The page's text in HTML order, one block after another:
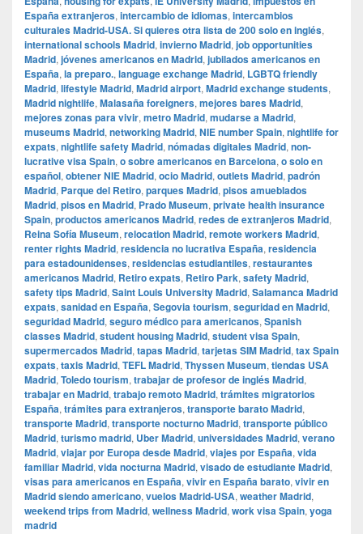
España extranjeros, intercambio de idiomas, intercambios
culturales Madrid-USA. Si quieres otra lista de 200 solo en inglés,
international schools Madrid, invierno Madrid, job opportunities
Madrid, jóvenes americanos en Madrid, jubilados americanos en
España, la preparo., language exchange Madrid, LGBTQ friendly
Madrid, lifestyle Madrid, Madrid airport, Madrid exchange students,
Madrid nightlife, Malasaña foreigners, mejores bares Madrid,
mejores zonas para vivir, metro Madrid, mudarse a Madrid,
museums Madrid, networking Madrid, NIE number Spain, nightlife for
expats, nightlife safety Madrid, nómadas digitales Madrid, non-
lucrative visa Spain, o sobre americanos en Barcelona, o solo en
español, obtener NIE Madrid, ocio Madrid, outlets Madrid, padrón
Madrid, Parque del Retiro, parques Madrid, pisos amueblados
Madrid, pisos en Madrid, Prado Museum, private health insurance
Spain, productos americanos Madrid, redes de extranjeros Madrid,
Reina Sofía Museum, relocation Madrid, remote workers Madrid,
renter rights Madrid, residencia no lucrativa España, residencia
para estadounidenses, residencias estudiantiles, restaurantes
americanos Madrid, Retiro expats, Retiro Park, safety Madrid,
safety tips Madrid, Saint Louis University Madrid, Salamanca Madrid
expats, sanidad en España, Segovia tourism, seguridad en Madrid,
seguridad Madrid, seguro médico para americanos, Spanish
classes Madrid, student housing Madrid, student visa Spain,
supermercados Madrid, tapas Madrid, tarjetas SIM Madrid, tax Spain
expats, taxis Madrid, TEFL Madrid, Thyssen Museum, tiendas USA
Madrid, Toledo tourism, trabajar de profesor de inglés Madrid,
trabajar en Madrid, trabajo remoto Madrid, trámites migratorios
España, trámites para extranjeros, transporte barato Madrid,
transporte Madrid, transporte nocturno Madrid, transporte público
Madrid, turismo madrid, Uber Madrid, universidades Madrid, verano
Madrid, viajar por Europa desde Madrid, viajes por España, vida
familiar Madrid, vida nocturna Madrid, visado de estudiante Madrid,
visas para americanos en España, vivir en España barato, vivir en
Madrid siendo americano, vuelos Madrid-USA, weather Madrid,
weekend trips from Madrid, wellness Madrid, work visa Spain, yoga
madrid